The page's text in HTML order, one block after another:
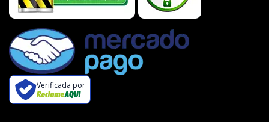
Verificada por